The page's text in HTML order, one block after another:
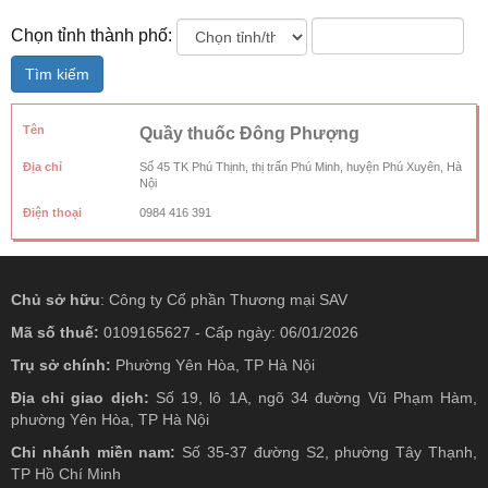
Chọn tỉnh thành phố:
Tìm kiếm
Tên Quầy thuốc Đông Phượng
Địa chỉ
Số 45 TK Phú Thịnh, thị trấn Phú Minh, huyện Phú Xuyên, Hà
Nội
Điện thoại 0984 416 391
Chủ sở hữu: Công ty Cổ phần Thương mại SAV
Mã số thuế: 0109165627 - Cấp ngày: 06/01/2026
Trụ sở chính: Phường Yên Hòa, TP Hà Nội
Địa chỉ giao dịch: Số 19, lô 1A, ngõ 34 đường Vũ Phạm Hàm,
phường Yên Hòa, TP Hà Nội
Chi nhánh miền nam: Số 35-37 đường S2, phường Tây Thạnh,
TP Hồ Chí Minh